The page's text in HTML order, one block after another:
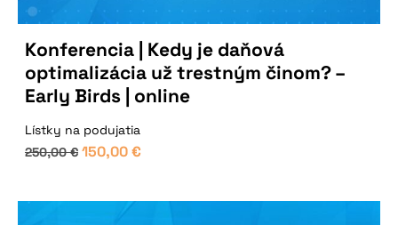
Konferencia | Kedy je daňová
optimalizácia už trestným činom? –
Early Birds | online
Lístky na podujatia
250,00€ 150,00€